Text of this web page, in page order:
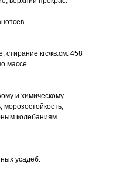
стирание кгс/кв.см: 458
массе.
и химическому
морозостойкость,
колебаниям.
усадеб.